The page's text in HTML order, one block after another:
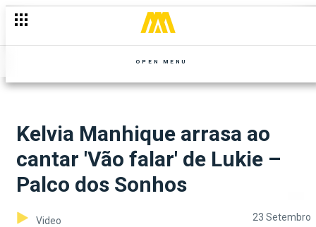
OPEN MENU
Kelvia Manhique arrasa ao
cantar 'Vão falar' de Lukie –
Palco dos Sonhos
Video 23 Setembro